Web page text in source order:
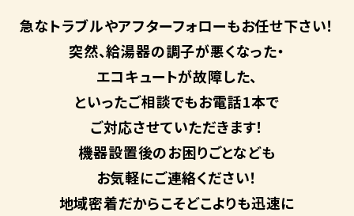
急なトラブルやアフターフォローもお任せ下さい！
突然、給湯器の調子が悪くなった・
エコキュートが故障した、
といったご相談でもお電話1本で
ご対応させていただきます！
機器設置後のお困りごとなども
お気軽にご連絡ください！
地域密着だからこそどこよりも迅速に